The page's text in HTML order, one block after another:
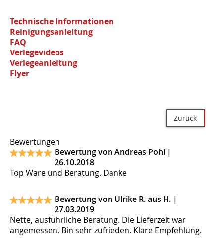
Technische Informationen
Reinigungsanleitung
FAQ
Verlegevideos
Verlegeanleitung
Flyer
Zurück
Bewertungen
Bewertung von Andreas Pohl |
26.10.2018
Top Ware und Beratung. Danke
Bewertung von Ulrike R. aus H. |
27.03.2019
Nette, ausführliche Beratung. Die Lieferzeit war
angemessen. Bin sehr zufrieden. Klare Empfehlung.